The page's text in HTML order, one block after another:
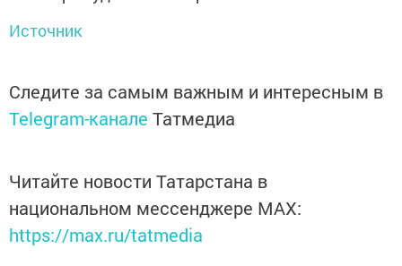
Источник
Следите за самым важным и интересным в
Telegram-канале Татмедиа
Читайте новости Татарстана в
национальном мессенджере MАХ:
https://max.ru/tatmedia